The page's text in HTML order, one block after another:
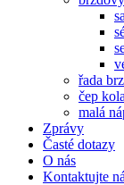
řada
čep
malá
Zprávy
Časté dotazy
O nás
Kontaktujte